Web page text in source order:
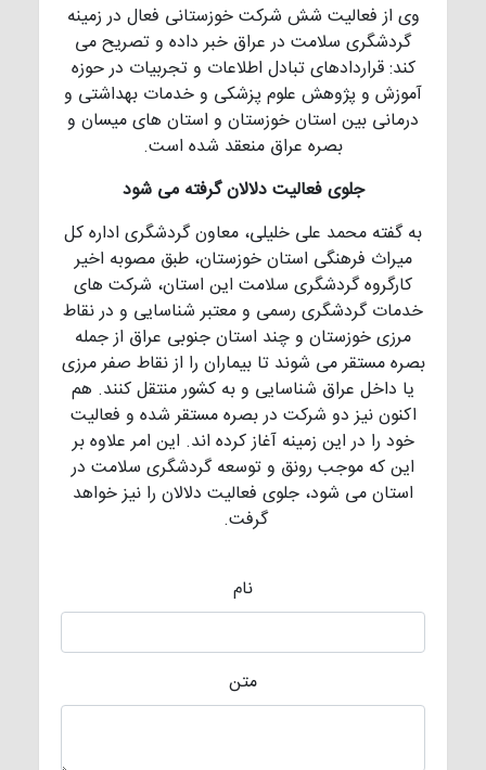
وی از فعالیت شش شرکت خوزستانی فعال در زمینه
گردشگری سلامت در عراق خبر داده و تصریح می
کند: قراردادهای تبادل اطلاعات و تجربیات در حوزه
آموزش و پژوهش علوم پزشکی و خدمات بهداشتی و
درمانی بین استان خوزستان و استان های میسان و
بصره عراق منعقد شده است.
جلوی فعالیت دلالان گرفته می شود
به گفته محمد علی خلیلی، معاون گردشگری اداره کل
میراث فرهنگی استان خوزستان، طبق مصوبه اخیر
کارگروه گردشگری سلامت این استان، شرکت های
خدمات گردشگری رسمی و معتبر شناسایی و در نقاط
مرزی خوزستان و چند استان جنوبی عراق از جمله
بصره مستقر می شوند تا بیماران را از نقاط صفر مرزی
یا داخل عراق شناسایی و به کشور منتقل کنند. هم
اکنون نیز دو شرکت در بصره مستقر شده و فعالیت
خود را در این زمینه آغاز کرده اند. این امر علاوه بر
این که موجب رونق و توسعه گردشگری سلامت در
استان می شود، جلوی فعالیت دلالان را نیز خواهد
گرفت.
نام
متن